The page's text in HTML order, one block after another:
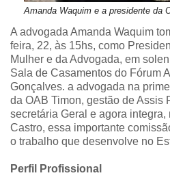
Amanda Waquim e a presidente da
A advogada Amanda Waquim
feira, 22, às 15hs, como
Mulher e da Advogada, em
Sala de Casamentos do Fórum
Gonçalves. a advogada na
da OAB Timon, gestão de Assis
secretária Geral e agora
Castro, essa importante
o trabalho que desenvolve no
Perfil Profissional